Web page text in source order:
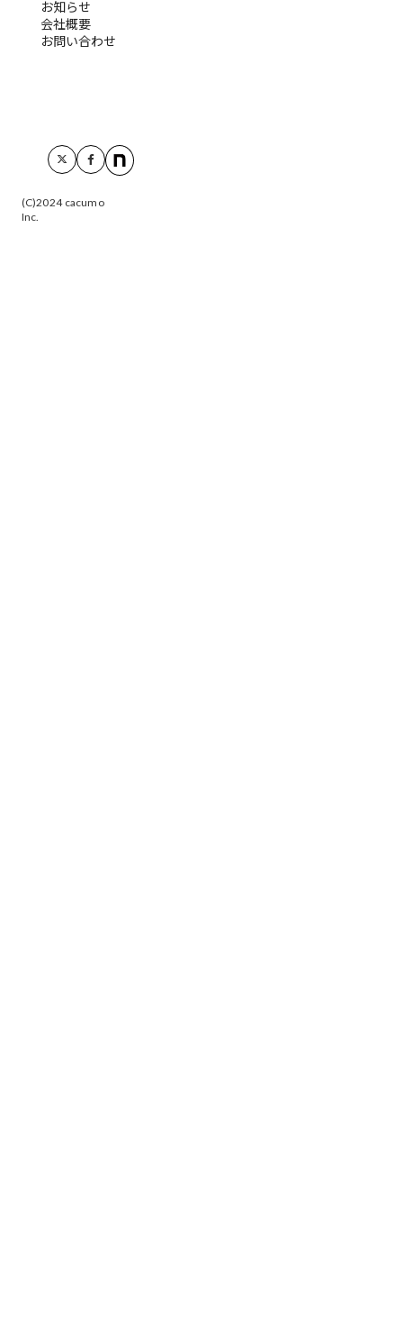
お知らせ
会社概要
お問い合わせ
(C)2024 cacumo
Inc.